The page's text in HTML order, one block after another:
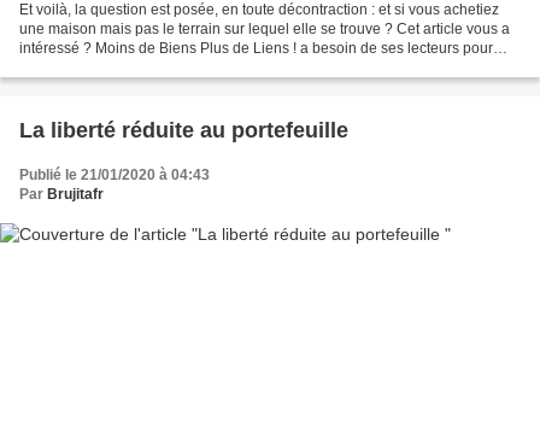
Et voilà, la question est posée, en toute décontraction : et si vous achetiez
une maison mais pas le terrain sur lequel elle se trouve ? Cet article vous a
intéressé ? Moins de Biens Plus de Liens ! a besoin de ses lecteurs pour
La liberté réduite au portefeuille
Publié le 21/01/2020 à 04:43
Par Brujitafr